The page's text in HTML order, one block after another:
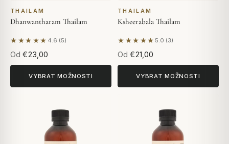
THAILAM
Dhanwantharam Thailam
★★★★★ 4.6 (5)
Na základě 5 hodnocení
Od €23,00
VYBRAT MOŽNOSTI
THAILAM
Ksheerabala Thailam
★★★★★ 5.0 (3)
Na základě 3 hodnocení
Od €21,00
VYBRAT MOŽNOSTI